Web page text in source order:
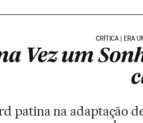
CRÍTICA | ERA
Vez um
patina na adaptação